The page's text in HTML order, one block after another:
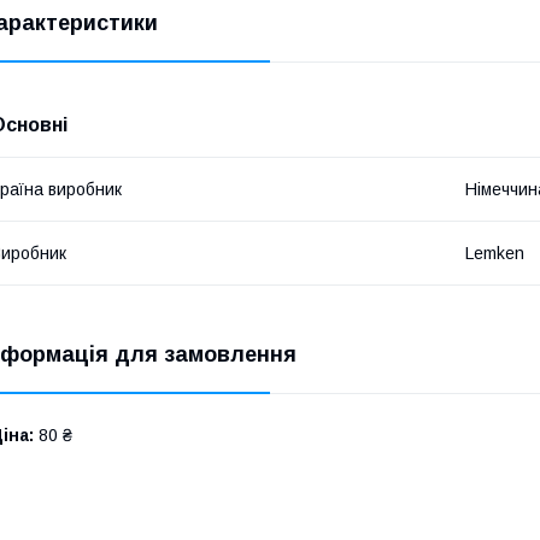
виробник
Lemken
для замовлення
80 ₴